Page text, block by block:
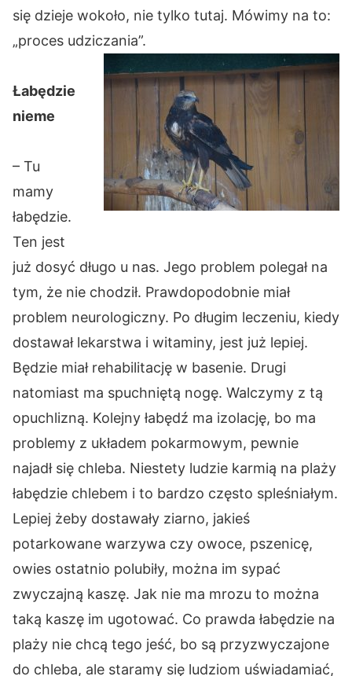
się dzieje wokoło, nie tylko tutaj. Mówimy na to:
„proces udziczania”.
Łabędzie
nieme
– Tu
mamy
łabędzie.
Ten jest
już dosyć długo u nas. Jego problem polegał na
tym, że nie chodził. Prawdopodobnie miał
problem neurologiczny. Po długim leczeniu, kiedy
dostawał lekarstwa i witaminy, jest już lepiej.
Będzie miał rehabilitację w basenie. Drugi
natomiast ma spuchniętą nogę. Walczymy z tą
opuchlizną. Kolejny łabędź ma izolację, bo ma
problemy z układem pokarmowym, pewnie
najadł się chleba. Niestety ludzie karmią na plaży
łabędzie chlebem i to bardzo często spleśniałym.
Lepiej żeby dostawały ziarno, jakieś
potarkowane warzywa czy owoce, pszenicę,
owies ostatnio polubiły, można im sypać
zwyczajną kaszę. Jak nie ma mrozu to można
taką kaszę im ugotować. Co prawda łabędzie na
plaży nie chcą tego jeść, bo są przyzwyczajone
do chleba, ale staramy się ludziom uświadamiać,